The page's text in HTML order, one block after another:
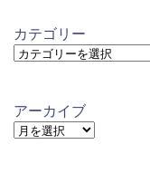
カテゴリー
カ
リ
ー
アーカイブ
ア